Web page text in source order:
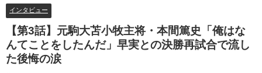
インタビュー
【第3話】元駒大苫小牧主将・本間篤史「俺はな
んてことをしたんだ」早実との決勝再試合で流し
た後悔の涙